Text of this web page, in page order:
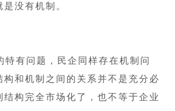
没有机制。
特有问题，民企同样存在机制问
构和机制之间的关系并不是充分必
构完全市场化了，也不等于企业